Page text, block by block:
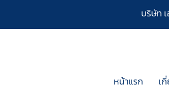
บริษัท
หน้าแรก เ